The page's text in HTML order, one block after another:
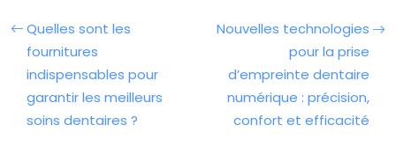
Quelles sont les
fournitures
indispensables pour
garantir les meilleurs
soins dentaires ?
Nouvelles technologies
pour la prise
d’empreinte dentaire
numérique : précision,
confort et efficacité